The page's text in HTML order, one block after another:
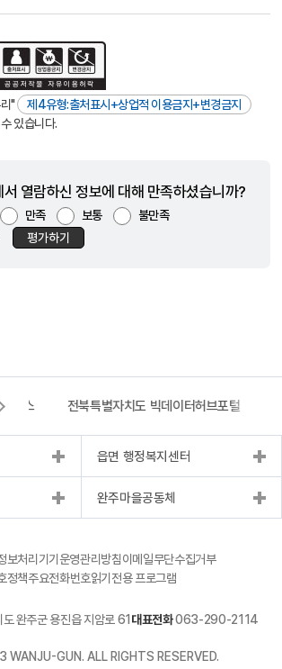
리"
제4유형:출처표시+상업적 이용금지+변경금지
있습니다.
열람하신 정보에 대해 만족하셨습니까?
만족 보통
불만족
평가하기
위택스 전북특별자치도 빅데이터허브포털
읍면 행정복지센터
완주마을공동체
보처리기기운영관리방침이메일무단수집거부
정책주요전화번호읽기전용 프로그램
완주군 용진읍 지암로 61 대표전화063-290-2114
GUN. ALL RIGHTS RESERVED.